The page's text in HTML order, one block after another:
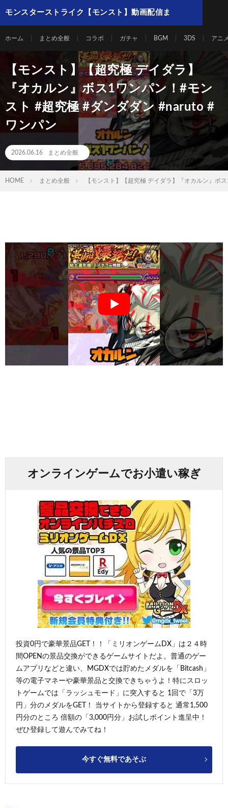
モンスターストライク【モンスト】動画配信ま
ホーム まとめ全般 コラボ ガチャ BGM 3DS アニ
【モンスト】【超究極 デイダラ】
『オカルン』ボス1ワンパン！#モン
スト #超究極 #ダンダダン #naruto #
ワンパン
2026.06.16 まとめ全般
HOME まとめ全般 【モンスト】【超究極 デイダラ】『オカルン』ボ
オンラインゲームでお小遣い稼ぎ
投資0円で豪華景品GET！！「ミリオンゲームDX」は２４時
間OPENの景品交換ができるゲームサイトだよ。普通のゲー
ムアプリなどと違い、MGDXでは貯めたメダルを「Bitcash」
等の電子マネーや豪華景品と交換できちゃうよ！特にスロッ
トゲームでは「ラッシュモード」に突入すると 1回で「3万
円」分のメダルをGET！ 当サイトから登録すると 通常1,500
円分のところ 倍額の「3,000円分」お試しポイント進呈中！
ぜひ登録して遊んでみてね！
今すぐ無料であそぶ